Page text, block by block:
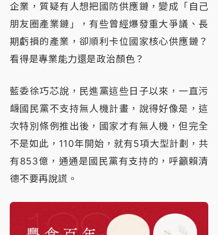
企業，質疑有人想把國防供應鏈，變成「自己
朋友圈產業鏈」，有些曾經爆發重大爭議、長
期虧損的產業，卻順利卡位國家核心供應鏈？
看得是專業能力還是政治顏色？
藍委徐巧芯說，民進黨這些日子以來，一直污
衊國民黨不支持無人機計畫，說得好像是，這
次特別條例推出後，國家才有無人機，但完全
不是如此，110年開始，就有5項大型計劃，共
有853億，通通是國民黨有支持的，呼籲賴清
德不要再說謊。